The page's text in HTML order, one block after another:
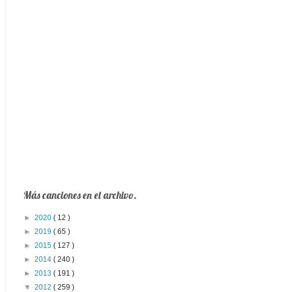
Más canciones en el archivo.
► 2020 ( 12 )
► 2019 ( 65 )
► 2015 ( 127 )
► 2014 ( 240 )
► 2013 ( 191 )
▼ 2012 ( 259 )